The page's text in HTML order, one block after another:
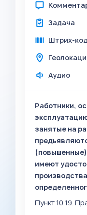
Задача
Штрих-код
Аудио
Работники,
занятые на
имеют
Пункт 10.19.